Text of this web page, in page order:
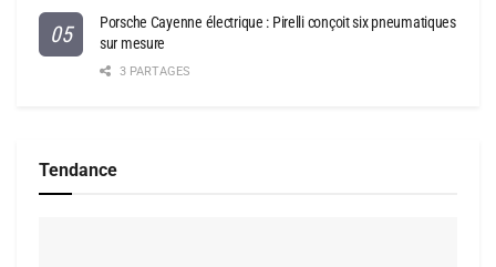
Porsche Cayenne électrique : Pirelli conçoit six pneumatiques
sur mesure
3 PARTAGES
Tendance